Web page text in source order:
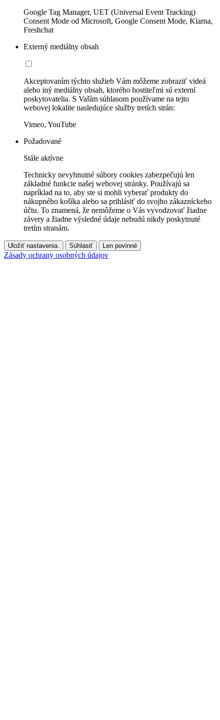
Google Tag Manager, UET (Universal Event Tracking)
Consent Mode od Microsoft, Google Consent Mode, Klarna,
Freshchat
Externý mediálny obsah
Akceptovaním týchto služieb Vám môžeme zobraziť videá
alebo iný mediálny obsah, ktorého hostiteľmi sú externí
poskytovatelia. S Vaším súhlasom používame na tejto
webovej lokalite nasledujúce služby tretích strán:
Vimeo, YouTube
Požadované
Stále aktívne
Technicky nevyhnutné súbory cookies zabezpečujú len
základné funkcie našej webovej stránky. Používajú sa
napríklad na to, aby ste si mohli vyberať produkty do
nákupného košíka alebo sa prihlásiť do svojho zákazníckeho
účtu. To znamená, že nemôžeme o Vás vyvodzovať žiadne
závery a žiadne výsledné údaje nebudú nikdy poskytnuté
tretím stranám.
Uložiť nastavenia. Súhlasiť Len povinné
Zásady ochrany osobných údajov